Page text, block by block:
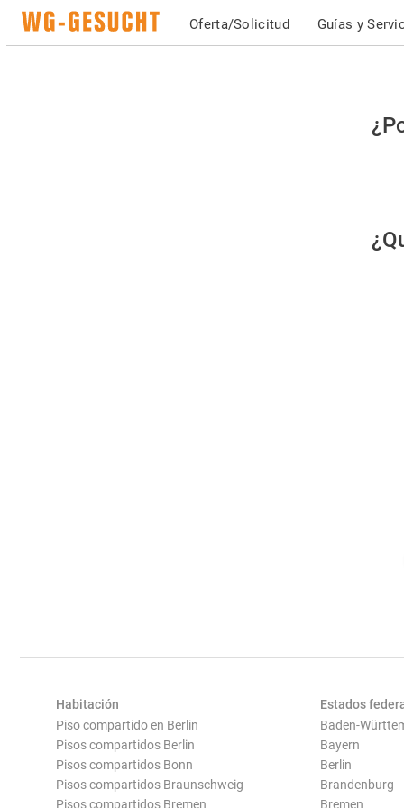
Oferta/Solicitud Guías y
es
Habitación
Piso compartido en Berlin
Pisos compartidos Berlin
Pisos compartidos Bonn
Pisos compartidos Braunschweig
Pisos compartidos Bremen
Estados
Baden-
Bayern
Berlin
Brandenburg
Bremen